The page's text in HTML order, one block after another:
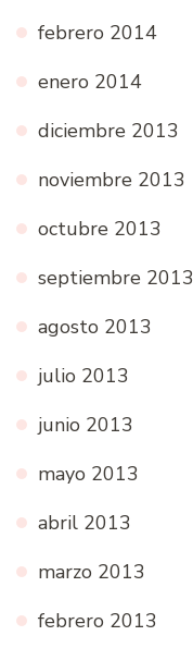
febrero 2014
enero 2014
diciembre 2013
noviembre 2013
octubre 2013
septiembre 2013
agosto 2013
julio 2013
junio 2013
mayo 2013
abril 2013
marzo 2013
febrero 2013